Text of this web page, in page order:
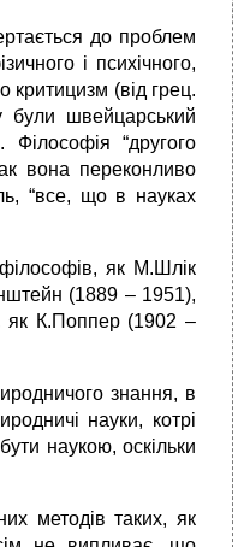
до проблем
і психічного,
критицизм (від грец.
були швейцарський
“другого
вона переконливо
“все, що в науках
філософів, як М.Шлік
(1889 – 1951),
як К.Поппер (1902 –
знання, в
науки, котрі
наукою, оскільки
методів таких, як